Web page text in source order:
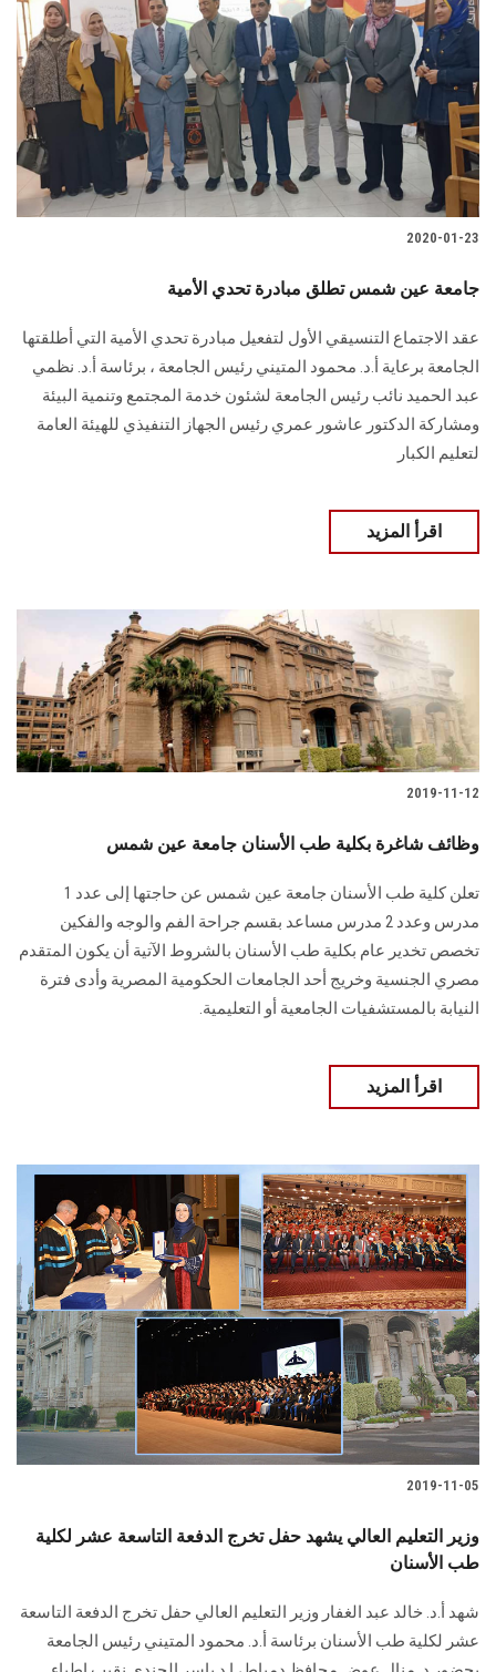
2020-01-23
جامعة عين شمس تطلق مبادرة تحدي الأمية
عقد الاجتماع التنسيقي الأول لتفعيل مبادرة تحدي الأمية التي أطلقتها
الجامعة برعاية أ.د. محمود المتيني رئيس الجامعة ، برئاسة أ.د. نظمي
عبد الحميد نائب رئيس الجامعة لشئون خدمة المجتمع وتنمية البيئة
ومشاركة الدكتور عاشور عمري رئيس الجهاز التنفيذي للهيئة العامة
لتعليم الكبار
اقرأ المزيد
2019-11-12
وظائف شاغرة بكلية طب الأسنان جامعة عين شمس
تعلن كلية طب الأسنان جامعة عين شمس عن حاجتها إلى عدد 1
مدرس وعدد 2 مدرس مساعد بقسم جراحة الفم والوجه والفكين
تخصص تخدير عام بكلية طب الأسنان بالشروط الآتية أن يكون المتقدم
مصري الجنسية وخريج أحد الجامعات الحكومية المصرية وأدى فترة
النيابة بالمستشفيات الجامعية أو التعليمية.
اقرأ المزيد
2019-11-05
وزير التعليم العالي يشهد حفل تخرج الدفعة التاسعة عشر لكلية
طب الأسنان
شهد أ.د. خالد عبد الغفار وزير التعليم العالي حفل تخرج الدفعة التاسعة
عشر لكلية طب الأسنان برئاسة أ.د. محمود المتيني رئيس الجامعة